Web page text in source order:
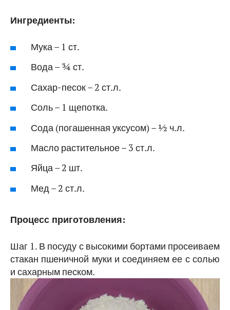
Ингредиенты:
Мука – 1 ст.
Вода – ¾ ст.
Сахар-песок – 2 ст.л.
Соль – 1 щепотка.
Сода (погашенная уксусом) – ½ ч.л.
Масло растительное – 3 ст.л.
Яйца – 2 шт.
Мед – 2 ст.л.
Процесс приготовления:
Шаг 1. В посуду с высокими бортами просеиваем
стакан пшеничной муки и соединяем ее с солью
и сахарным песком.